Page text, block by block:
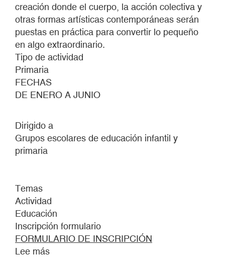
creación donde el cuerpo, la acción colectiva y
otras formas artísticas contemporáneas serán
puestas en práctica para convertir lo pequeño
en algo extraordinario.
Tipo de actividad
Primaria
FECHAS
DE ENERO A JUNIO
Dirigido a
Grupos escolares de educación infantil y
primaria
Temas
Actividad
Educación
Inscripción formulario
FORMULARIO DE INSCRIPCIÓN
Lee más